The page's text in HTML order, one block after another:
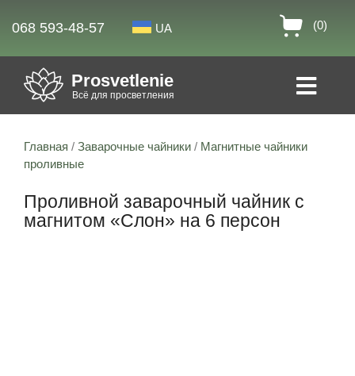
068 593-48-57 UA (0)
Prosvetlenie
Всё для просветления
Главная / Заварочные чайники / Магнитные чайники
проливные
Проливной заварочный чайник с
магнитом «Слон» на 6 персон